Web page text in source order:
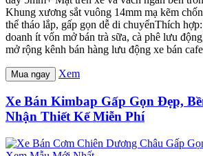
Khung xương sắt vuông 14mm mạ kẽm
thể tháo lắp, gấp gọn dễ di chuyểnThích
doanh ít vốn mở bán trà sữa, cà phê lưu
mở rộng kênh bán hàng lưu động xe bán
Mua ngay Xem
Xe Bán Kimbap Gấp Gọn Đẹp,
Nhận Thiết Kế Miễn Phí